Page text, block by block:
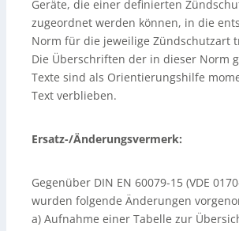
Geräte, die einer definierten
zugeordnet werden können, in die
Norm für die jeweilige Zündschutzart
Die Überschriften der in dieser Norm
Texte sind als Orientierungshilfe
Text verblieben.
Ersatz-/Änderungsvermerk:
Gegenüber DIN EN 60079-15 (VDE
wurden folgende Änderungen
a) Aufnahme einer Tabelle zur